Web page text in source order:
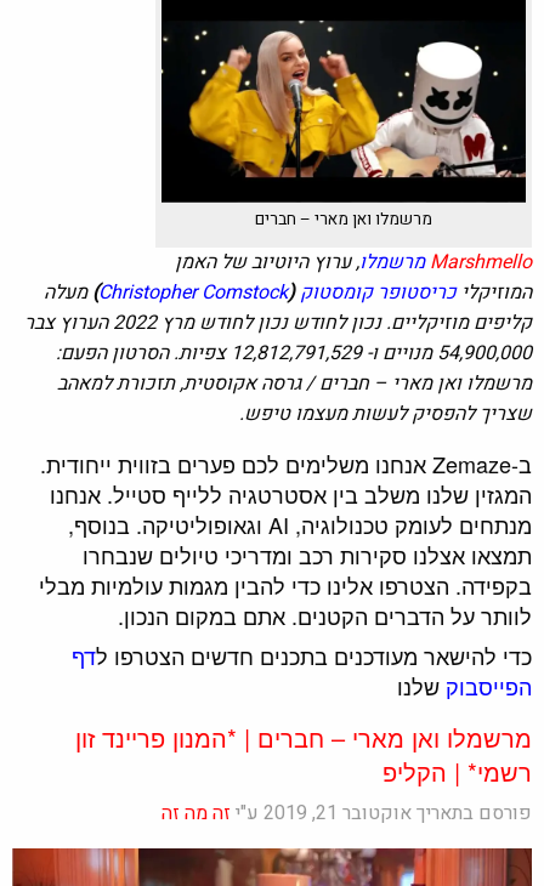
מרשמלו ואן מארי – חברים
Marshmelloמרשמלו, ערוץ היוטיוב של האמן
המוזיקליכריסטופרקומסטוק(
Christopher Comstock
)מעלה
קליפים מוזיקליים. נכון לחודש נכון לחודש מרץ 2022 הערוץ צבר
54,900,000 מנויים ו- 12,812,791,529 צפיות. הסרטון הפעם:
מרשמלו ואן מארי – חברים / גרסה אקוסטית, תזכורת למאהב
שצריך להפסיק לעשות מעצמו טיפש.
ב-Zemaze אנחנו משלימים לכם פערים בזווית ייחודית.
המגזין שלנו משלב בין אסטרטגיה ללייף סטייל. אנחנו
מנתחים לעומק טכנולוגיה, AI וגאופוליטיקה. בנוסף,
תמצאו אצלנו סקירות רכב ומדריכי טיולים שנבחרו
בקפידה. הצטרפו אלינו כדי להבין מגמות עולמיות מבלי
לוותר על הדברים הקטנים. אתם במקום הנכון.
כדי להישאר מעודכנים בתכנים חדשים הצטרפו ל דף
הפייסבוקשלנו
מרשמלו ואן מארי – חברים | *המנון פריינד זון
רשמי* | הקליפ
פורסם בתאריך אוקטובר 21, 2019 ע"י זה מה זה